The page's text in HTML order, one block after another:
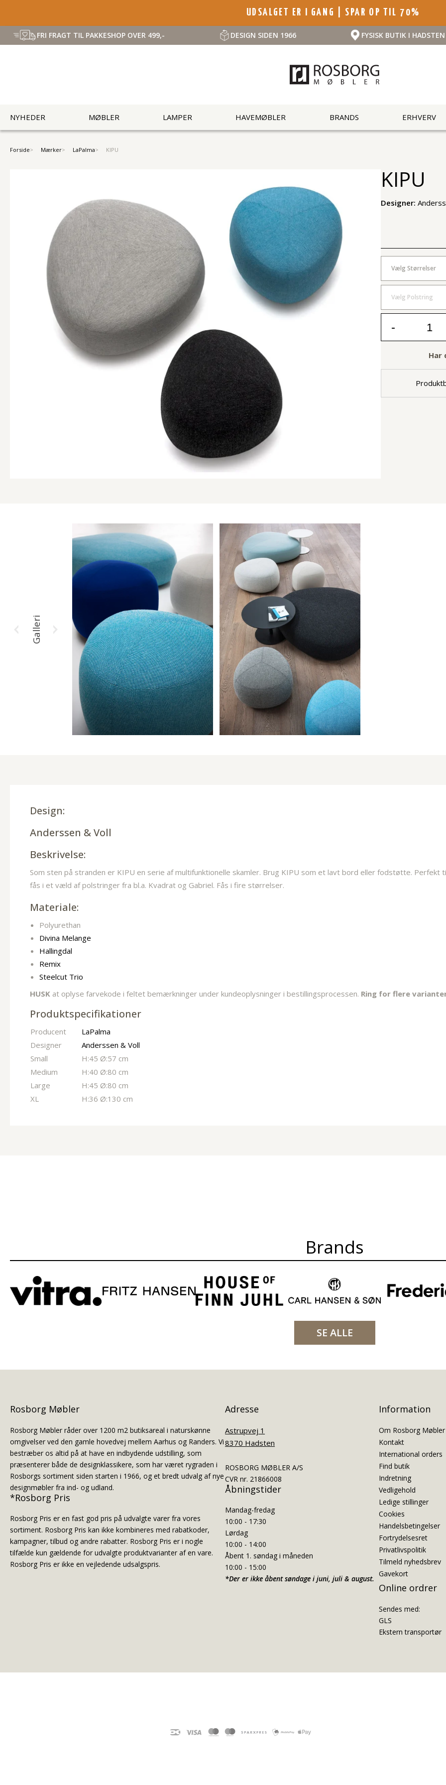
UDSALGET ER I GANG | SPAR OP TIL 70%
FRI FRAGT TIL PAKKESHOP OVER 499,- DESIGN SIDEN 1966 FYSISK BUTIK I HADSTEN
NYHEDER MØBLER LAMPER HAVEMØBLER BRANDS ERHVERV
Forside Mærker LaPalma KIPU
KIPU
Designer:
Vælg Størrelser
Vælg Polstring
-
Har
Galleri
Design:
Anderssen & Voll
Beskrivelse:
Som sten på stranden er KIPU en serie af multifunktionelle skamler. Brug KIPU som et lavt bord eller fodstøtte.
fås i et væld af polstringer fra bl.a. Kvadrat og Gabriel. Fås i fire størrelser.
Materiale:
Polyurethan
Divina Melange
Hallingdal
Remix
Steelcut Trio
HUSK at oplyse farvekode i feltet bemærkninger under kundeoplysninger i bestillingsprocessen. Ring for flere
Produktspecifikationer
Producent
LaPalma
Designer
Anderssen & Voll
Small
H:45 Ø:57 cm
Medium
H:40 Ø:80 cm
Large
H:45 Ø:80 cm
XL
H:36 Ø:130 cm
Brands
SE ALLE
Rosborg Møbler
Rosborg Møbler råder over 1200 m2 butiksareal i naturskønne
omgivelser ved den gamle hovedvej mellem Aarhus og Randers. Vi
bestræber os altid på at have en indbydende udstilling, som
præsenterer både de designklassikere, som har været rygraden i
Rosborgs sortiment siden starten i 1966, og et bredt udvalg af nye
designmøbler fra ind- og udland.
*Rosborg Pris
Rosborg Pris er en fast god pris på udvalgte varer fra vores
sortiment. Rosborg Pris kan ikke kombineres med rabatkoder,
kampagner, tilbud og andre rabatter. Rosborg Pris er i nogle
tilfælde kun gældende for udvalgte produktvarianter af en vare.
Rosborg Pris er ikke en vejledende udsalgspris.
Adresse
Astrupvej 1
8370 Hadsten
ROSBORG MØBLER A/S
CVR nr. 21866008
Åbningstider
Mandag-fredag
10:00 - 17:30
Lørdag
10:00 - 14:00
Åbent 1. søndag i måneden
10:00 - 15:00
*Der er ikke åbent søndage i juni, juli & august.
Information
Om Rosborg Møbler
Kontakt
International orders
Find butik
Indretning
Vedligehold
Ledige stillinger
Cookies
Handelsbetingelser
Fortrydelsesret
Privatlivspolitik
Tilmeld nyhedsbrev
Gavekort
Online ordrer
Sendes med:
GLS
Ekstern transportør